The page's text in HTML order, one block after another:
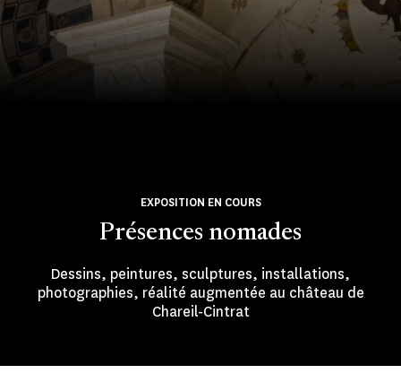
Présences nomades
EXPOSITION EN COURS
Dessins, peintures, sculptures, installations,
photographies, réalité augmentée au château de
Chareil-Cintrat